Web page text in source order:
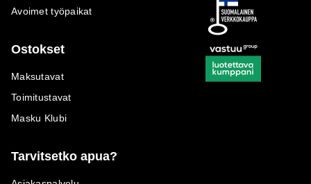
Avoimet työpaikat
Ostokset
Maksutavat
Toimitustavat
Masku Klubi
Tarvitsetko apua?